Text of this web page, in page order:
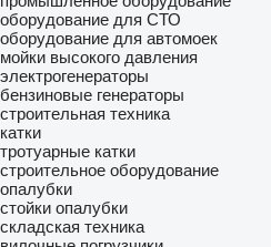
оборудование для СТО
оборудование для автомоек
мойки высокого давления
электрогенераторы
бензиновые генераторы
строительная техника
катки
тротуарные катки
строительное оборудование
опалубки
стойки опалубки
складская техника